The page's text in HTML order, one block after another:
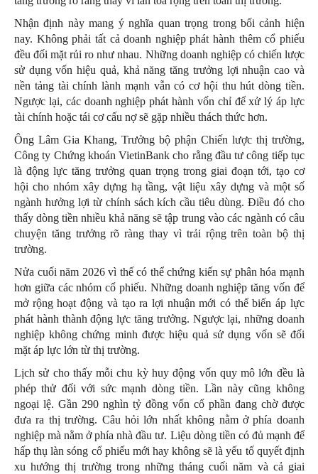
Nhận định này mang ý nghĩa quan trọng trong bối cảnh hiện
nay. Không phải tất cả doanh nghiệp phát hành thêm cổ phiếu
đều đối mặt rủi ro như nhau. Những doanh nghiệp có chiến lược
sử dụng vốn hiệu quả, khả năng tăng trưởng lợi nhuận cao và
nền tảng tài chính lành mạnh vẫn có cơ hội thu hút dòng tiền.
Ngược lại, các doanh nghiệp phát hành vốn chỉ để xử lý áp lực
tài chính hoặc tái cơ cấu nợ sẽ gặp nhiều thách thức hơn.
Ông Lâm Gia Khang, Trưởng bộ phận Chiến lược thị trường,
Công ty Chứng khoán VietinBank cho rằng đầu tư công tiếp tục
là động lực tăng trưởng quan trọng trong giai đoạn tới, tạo cơ
hội cho nhóm xây dựng hạ tầng, vật liệu xây dựng và một số
ngành hưởng lợi từ chính sách kích cầu tiêu dùng. Điều đó cho
thấy dòng tiền nhiều khả năng sẽ tập trung vào các ngành có câu
chuyện tăng trưởng rõ ràng thay vì trải rộng trên toàn bộ thị
trường.
Nửa cuối năm 2026 vì thế có thể chứng kiến sự phân hóa mạnh
hơn giữa các nhóm cổ phiếu. Những doanh nghiệp tăng vốn để
mở rộng hoạt động và tạo ra lợi nhuận mới có thể biến áp lực
phát hành thành động lực tăng trưởng. Ngược lại, những doanh
nghiệp không chứng minh được hiệu quả sử dụng vốn sẽ đối
mặt áp lực lớn từ thị trường.
Lịch sử cho thấy mỗi chu kỳ huy động vốn quy mô lớn đều là
phép thử đối với sức mạnh dòng tiền. Lần này cũng không
ngoại lệ. Gần 290 nghìn tỷ đồng vốn cổ phần đang chờ được
đưa ra thị trường. Câu hỏi lớn nhất không nằm ở phía doanh
nghiệp mà nằm ở phía nhà đầu tư. Liệu dòng tiền có đủ mạnh để
hấp thụ làn sóng cổ phiếu mới hay không sẽ là yếu tố quyết định
xu hướng thị trường trong những tháng cuối năm và cả giai